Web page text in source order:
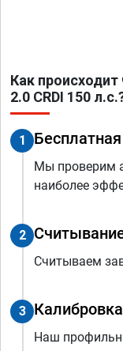
Как происходит
2.0 CRDI 150
1
Мы проверим
наиболее
2
Считываем
3 Калибровка
Наш